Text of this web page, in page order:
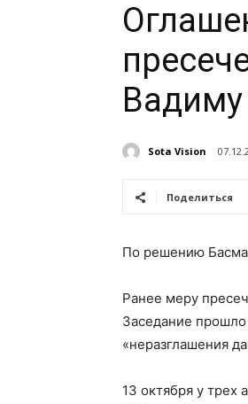
Sota Vision
Поделиться
По решению
Ранее меру
Заседание
«неразглашения
13 октября у трех